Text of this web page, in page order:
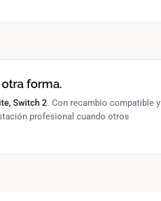
forma.
Switch 2. Con recambio compatible y
profesional cuando otros